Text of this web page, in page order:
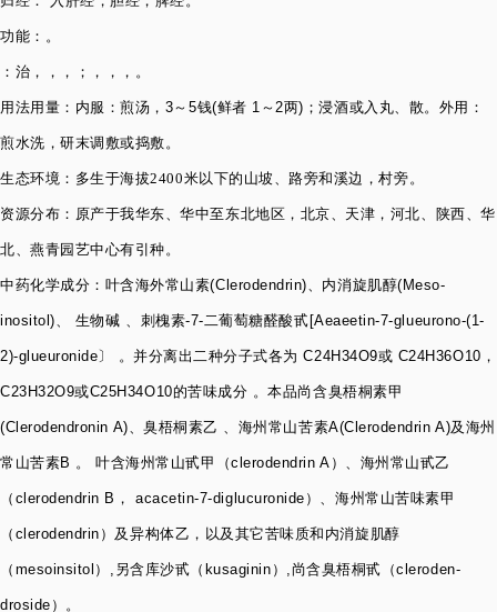
功能：。
：治，，，；，，，。
用法用量：内服：煎汤， 3～ 5钱(鲜者 1 ～2两) ；浸酒或入丸、散。外用：
煎水洗，研末调敷或捣敷。
生态环境：多生于海拔2400米以下的山坡、路旁和溪边，村旁。
资源分布：原产于我华东、华中至东北地区， 北京、天津， 河北、陕西、华
北、燕青园艺中心有引种。
中药化学成分： 叶含海外常山素(Clerodendrin)、内消旋肌醇(Meso-
inositol)、 生物碱 、刺槐素-7-二葡萄糖醛酸甙 [Aeaeetin-7-glueurono-(1-
2)-glueuronide〕 。并分离出二种分子式各为 C24H34O9或 C24H36O10 ，
C23H32O9或C25H34O10的苦味成分 。本品尚含臭梧桐素甲
(Clerodendronin A)、臭梧桐素乙 、海州常山苦素A(Clerodendrin A)及海州
常山苦素B 。 叶含海州常山甙甲（clerodendrin A ）、海州常山甙乙
（ clerodendrin B ， acacetin-7-diglucuronide ）、海州常山苦味素甲
（ clerodendrin ）及异构体乙，以及其它苦味质和内消旋肌醇
（ mesoinsitol ） , 另含库沙甙（ kusaginin ） ,尚含臭梧桐甙（cleroden-
droside ）。